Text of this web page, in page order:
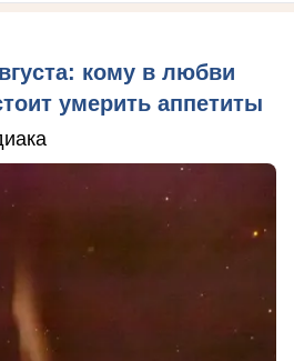
кому в любви
умерить аппетиты